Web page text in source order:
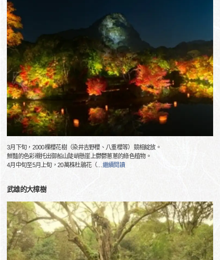
3月下旬，2000棵櫻花樹（染井吉野櫻、八重櫻等）競相綻放。
鮮豔的色彩襯托出御船山陡峭懸崖上鬱鬱蔥蔥的綠色植物。
4月中旬至5月上旬，20萬株杜鵑花（…繼續閱讀
武雄的大樟樹